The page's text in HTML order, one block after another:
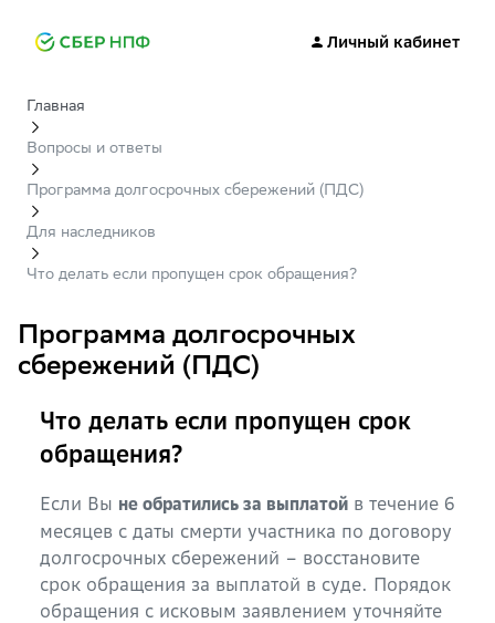
Личный кабинет
Главная
Вопросы и ответы
Программа долгосрочных сбережений (ПДС)
Для наследников
Что делать если пропущен срок обращения?
Программа долгосрочных
сбережений (ПДС)
Что делать если пропущен срок
обращения?
Если Вы не обратились за выплатой в течение 6
месяцев с даты смерти участника по договору
долгосрочных сбережений – восстановите
срок обращения за выплатой в суде. Порядок
обращения с исковым заявлением уточняйте